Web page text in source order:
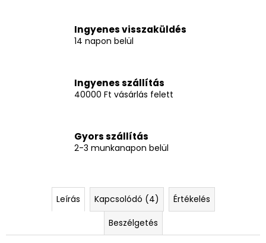
Ingyenes visszaküldés
14 napon belül
Ingyenes szállítás
40000 Ft vásárlás felett
Gyors szállítás
2-3 munkanapon belül
Leírás Kapcsolódó (4)
Értékelés
Beszélgetés